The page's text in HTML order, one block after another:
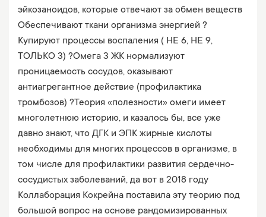
эйкозаноидов, которые отвечают за обмен веществ
Обеспечивают ткани организма энергией ?
Купируют процессы воспаления ( НЕ 6, НЕ 9,
ТОЛЬКО 3) ?Омега 3 ЖК нормализуют
проницаемость сосудов, оказывают
антиагрегантное действие (профилактика
тромбозов) ?Теория «полезности» омеги имеет
многолетнюю историю, и казалось бы, все уже
давно знают, что ДГК и ЭПК жирные кислоты
необходимы для многих процессов в организме, в
том числе для профилактики развития сердечно-
сосудистых заболеваний, да вот в 2018 году
Коллаборация Кокрейна поставила эту теорию под
большой вопрос на основе рандомизированных